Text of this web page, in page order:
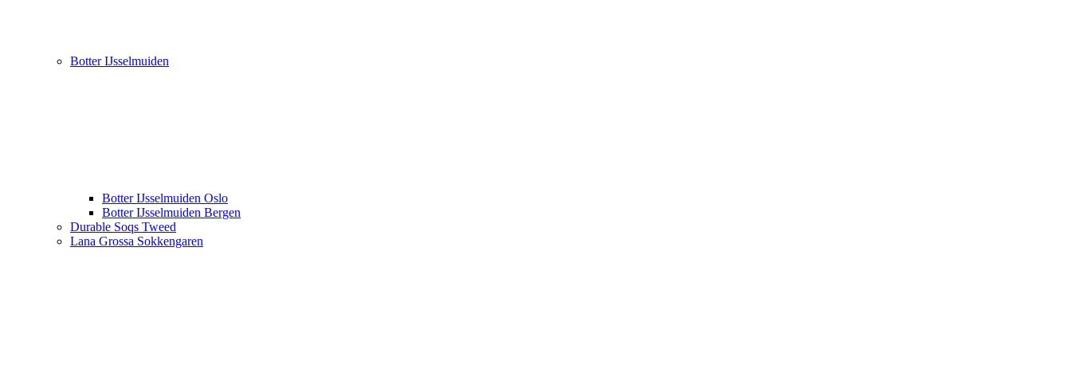
Botter IJsselmuiden
Botter IJsselmuiden Oslo
Botter IJsselmuiden Bergen
Durable Soqs Tweed
Lana Grossa Sokkengaren